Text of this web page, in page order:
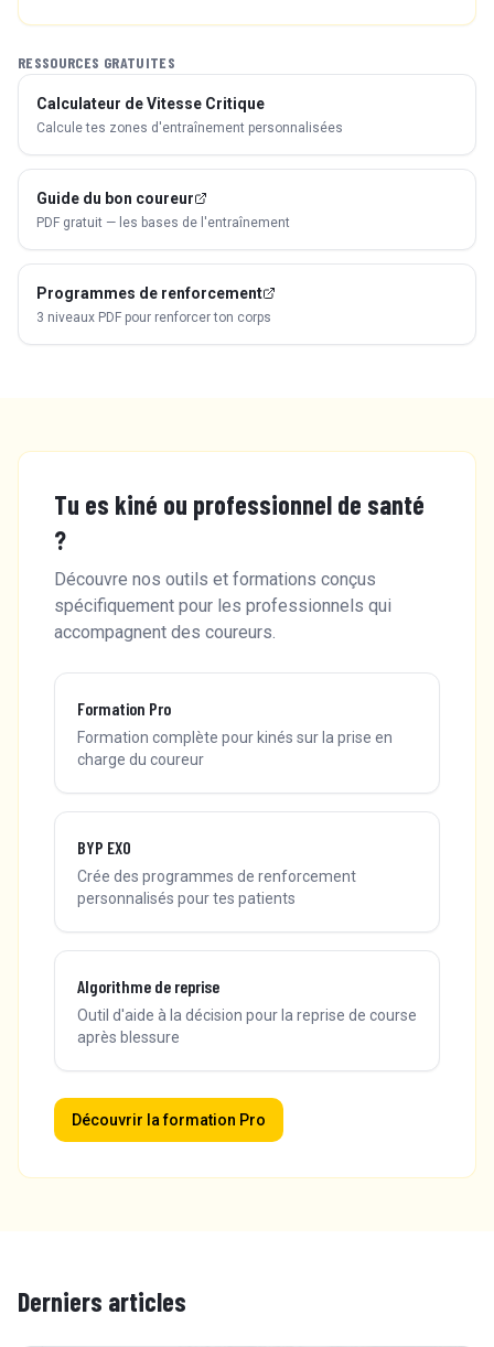
RESSOURCES GRATUITES
Calculateur de Vitesse Critique
Calcule tes zones d'entraînement personnalisées
Guide du bon coureur
PDF gratuit — les bases de l'entraînement
Programmes de renforcement
3 niveaux PDF pour renforcer ton corps
Tu es kiné ou professionnel de santé
?
Découvre nos outils et formations conçus
spécifiquement pour les professionnels qui
accompagnent des coureurs.
Formation Pro
Formation complète pour kinés sur la prise en
charge du coureur
BYP EXO
Crée des programmes de renforcement
personnalisés pour tes patients
Algorithme de reprise
Outil d'aide à la décision pour la reprise de course
après blessure
Découvrir la formation Pro
Derniers articles